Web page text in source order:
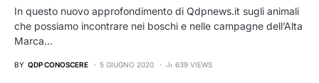
In questo nuovo approfondimento di Qdpnews.it sugli animali
che possiamo incontrare nei boschi e nelle campagne dell’Alta
Marca…
BY QDP CONOSCERE 5 GIUGNO 2020 639 VIEWS